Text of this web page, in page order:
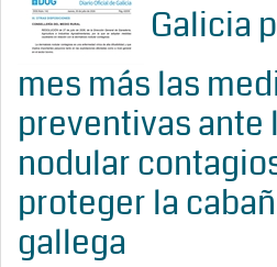
Galicia
mes más las
preventivas ante
nodular
proteger la
gallega